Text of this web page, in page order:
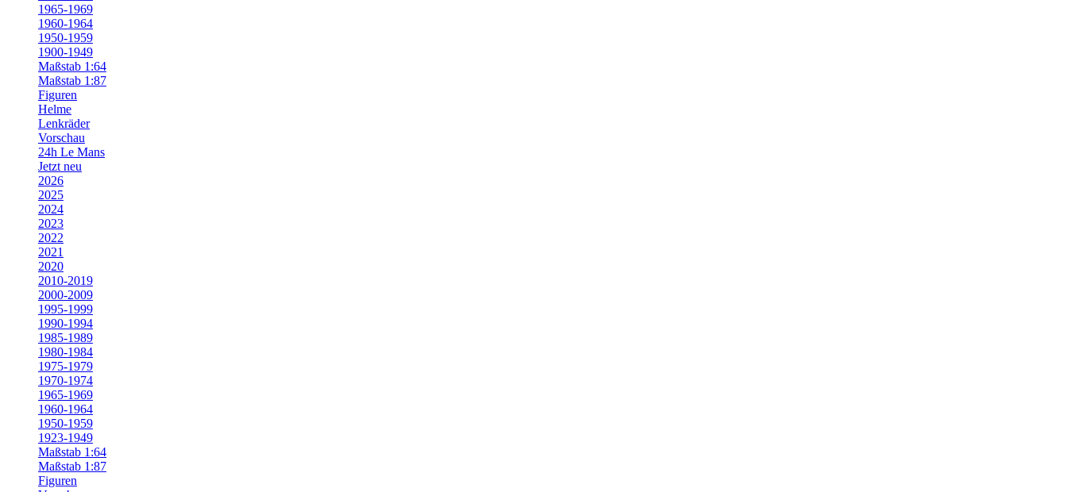
1965-1969
1960-1964
1950-1959
1900-1949
Maßstab 1:64
Maßstab 1:87
Figuren
Helme
Lenkräder
Vorschau
24h Le Mans
Jetzt neu
2026
2025
2024
2023
2022
2021
2020
2010-2019
2000-2009
1995-1999
1990-1994
1985-1989
1980-1984
1975-1979
1970-1974
1965-1969
1960-1964
1950-1959
1923-1949
Maßstab 1:64
Maßstab 1:87
Figuren